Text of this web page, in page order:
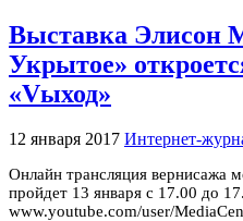
Выставка Элисон
Укрытое»
«Vыход»
12 января 2017 Интернет-
Онлайн трансляция вернисажа
пройдет 13 января с 17.00 до
www.youtube.com/user/